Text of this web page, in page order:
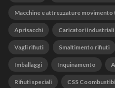
Macchine e attrezzature movimento
Aprisacchi Caricatori industriali
Vagli rifiuti Smaltimento rifiuti
Imballaggi Inquinamento
Rifiuti speciali CSS